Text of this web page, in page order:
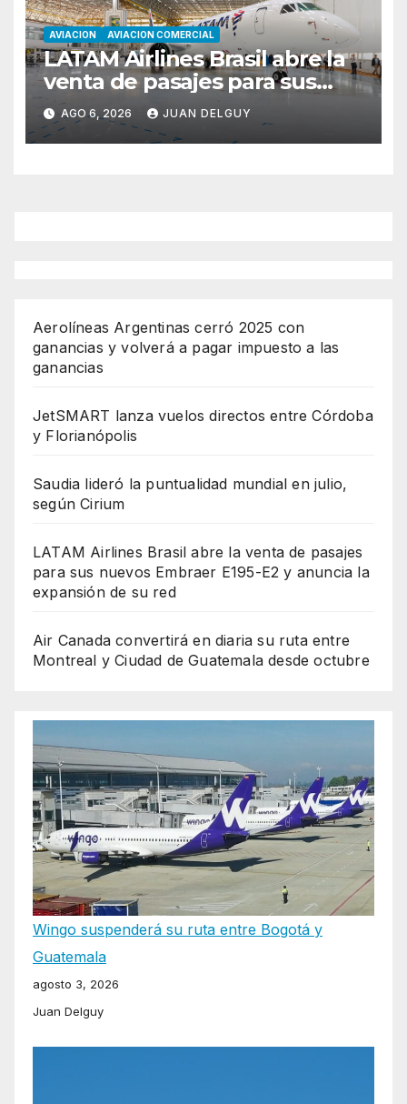
AVIACION AVIACION COMERCIAL
LATAM Airlines Brasil abre la
venta de pasajes para sus
nuevos Embraer E195-E2 y
anuncia la expansión de su
red
AGO 6, 2026 JUAN DELGUY
Aerolíneas Argentinas cerró 2025 con
ganancias y volverá a pagar impuesto a las
ganancias
JetSMART lanza vuelos directos entre Córdoba
y Florianópolis
Saudia lideró la puntualidad mundial en julio,
según Cirium
LATAM Airlines Brasil abre la venta de pasajes
para sus nuevos Embraer E195-E2 y anuncia la
expansión de su red
Air Canada convertirá en diaria su ruta entre
Montreal y Ciudad de Guatemala desde octubre
Wingo suspenderá su ruta entre Bogotá y
Guatemala
agosto 3, 2026
Juan Delguy